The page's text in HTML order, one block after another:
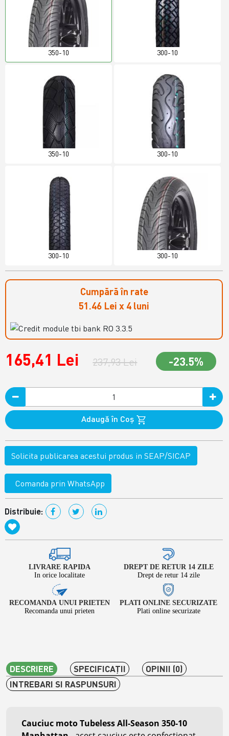
350-10 300-10
350-10 300-10
300-10 300-10
Cumpără în rate
51.46 Lei x 4 luni
165,41 Lei 237,93 Lei -23.5%
Adaugă în Coş
Solicita publicarea acestui produs in SEAP/SICAP
Comanda prin WhatsApp
Distribuie:
LIVRARE RAPIDA
In orice localitate
DREPT DE RETUR 14 ZILE
Drept de retur 14 zile
RECOMANDA UNUI PRIETEN
Recomanda unui prieten
PLATI ONLINE SECURIZATE
Plati online securizate
DESCRIERE SPECIFICAŢII
OPINII (0)
INTREBARI SI RASPUNSURI
Cauciuc moto Tubeless All-Season 350-10